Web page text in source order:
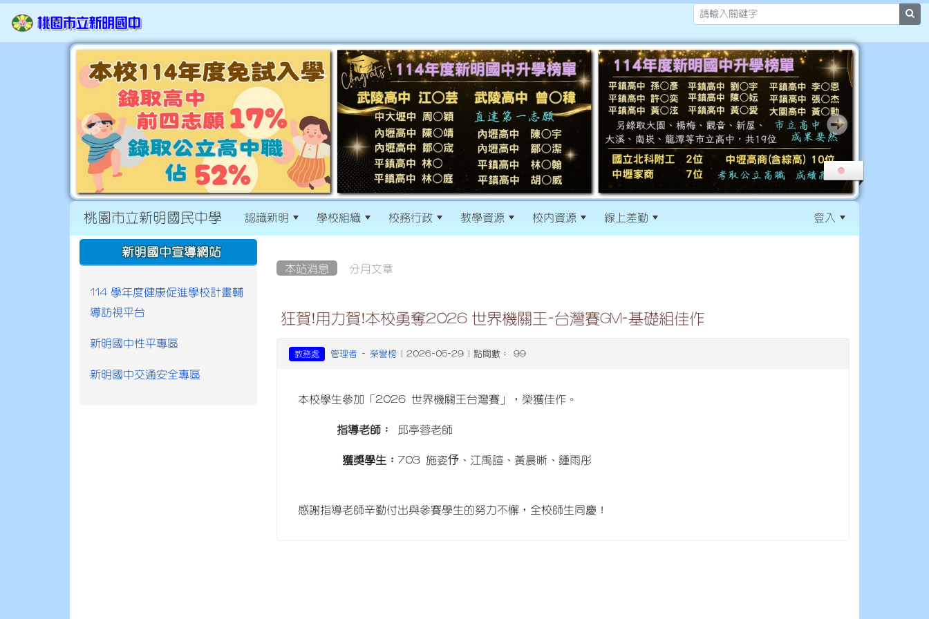
桃園市立新明國民中學 認識新明 學校組織 校務行政 教學資源 校內資源 線上差勤 登入
本站消息 分月文章
狂賀!用力賀!本校勇奪2026 世界機關王-台灣賽GM-基礎組佳作
教務處 管理者 - 榮譽榜 | 2026-05-29 | 點閱數： 99
本校學生參加「2026 世界機關王台灣賽」，榮獲佳作。
指導老師： 邱亭蓉老師
獲獎學生：703 施姿伃、江禹諠、黃晨晰、鍾雨彤
感謝指導老師辛勤付出與參賽學生的努力不懈，全校師生同慶！
:::
新明國中宣導網站
114 學年度健康促進學校計畫輔
導訪視平台
新明國中性平專區
新明國中交通安全專區